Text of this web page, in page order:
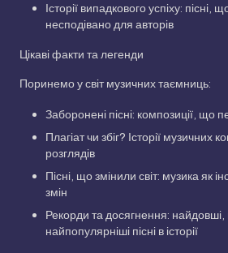
Історії випадкового успіху: пісні,
несподівано для авторів
Цікаві факти та легенди
Поринемо у світ музичних таємниць:
Заборонені пісні: композиції, що
Плагіат чи збіг? Історії музичних
розглядів
Пісні, що змінили світ: музика як
змін
Рекорди та досягнення: найдовші,
найпопулярніші пісні в історії